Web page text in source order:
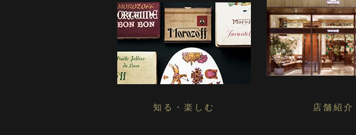
知る・楽しむ 店舗紹介